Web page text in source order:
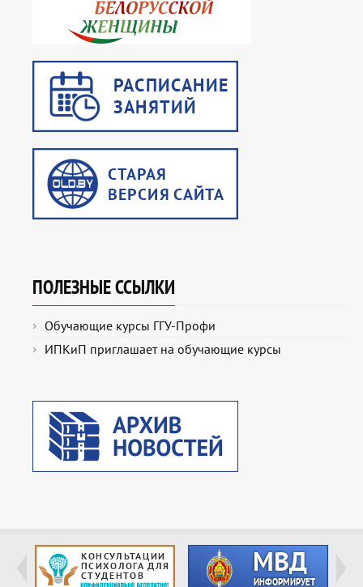
ПОЛЕЗНЫЕ ССЫЛКИ
Обучающие курсы ГГУ-Профи
ИПКиП приглашает на обучающие курсы